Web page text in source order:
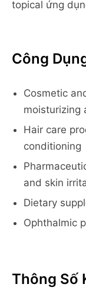
topical ứng
Công
Cosmetic
moisturizing
Hair care
conditioning
and skin
Dietary
Ophthalmic
Thông Số